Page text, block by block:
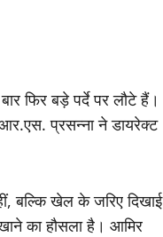
फिर बड़े पर्दे पर लौटे हैं।
प्रसन्ना ने डायरेक्ट
बल्कि खेल के जरिए दिखाई
का हौसला है। आमिर